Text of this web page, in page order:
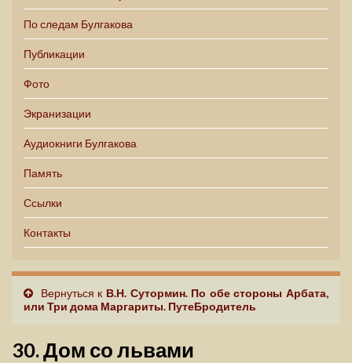
По следам Булгакова
Публикации
Фото
Экранизации
Аудиокниги Булгакова
Память
Ссылки
Контакты
Вернуться к В.Н. Сутормин. По обе стороны Арбата,
или Три дома Маргариты. ПутеБродитель
30. Дом со львами